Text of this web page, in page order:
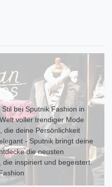
bei Sputnik Fashion in
voller trendiger Mode
die deine Persönlichkeit
- Sputnik bringt deine
die neusten
die inspiriert und begeistert.